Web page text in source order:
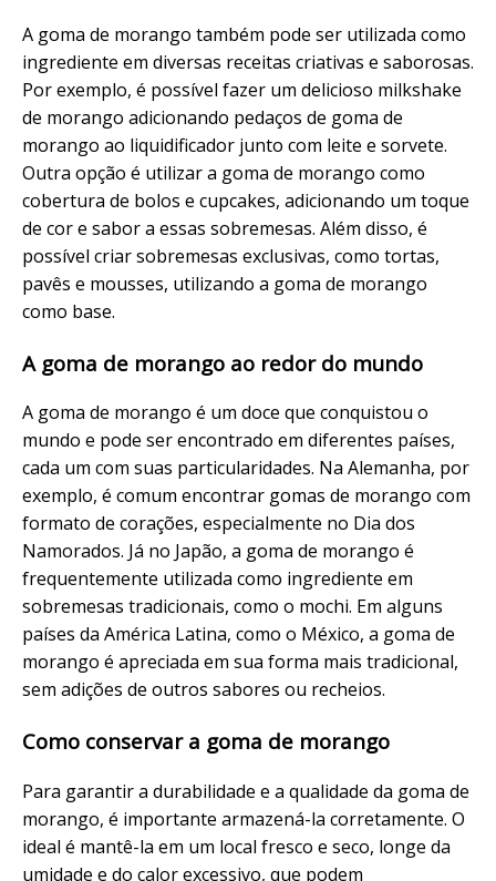
A goma de morango também pode ser utilizada como
ingrediente em diversas receitas criativas e saborosas.
Por exemplo, é possível fazer um delicioso milkshake
de morango adicionando pedaços de goma de
morango ao liquidificador junto com leite e sorvete.
Outra opção é utilizar a goma de morango como
cobertura de bolos e cupcakes, adicionando um toque
de cor e sabor a essas sobremesas. Além disso, é
possível criar sobremesas exclusivas, como tortas,
pavês e mousses, utilizando a goma de morango
como base.
A goma de morango ao redor do mundo
A goma de morango é um doce que conquistou o
mundo e pode ser encontrado em diferentes países,
cada um com suas particularidades. Na Alemanha, por
exemplo, é comum encontrar gomas de morango com
formato de corações, especialmente no Dia dos
Namorados. Já no Japão, a goma de morango é
frequentemente utilizada como ingrediente em
sobremesas tradicionais, como o mochi. Em alguns
países da América Latina, como o México, a goma de
morango é apreciada em sua forma mais tradicional,
sem adições de outros sabores ou recheios.
Como conservar a goma de morango
Para garantir a durabilidade e a qualidade da goma de
morango, é importante armazená-la corretamente. O
ideal é mantê-la em um local fresco e seco, longe da
umidade e do calor excessivo, que podem